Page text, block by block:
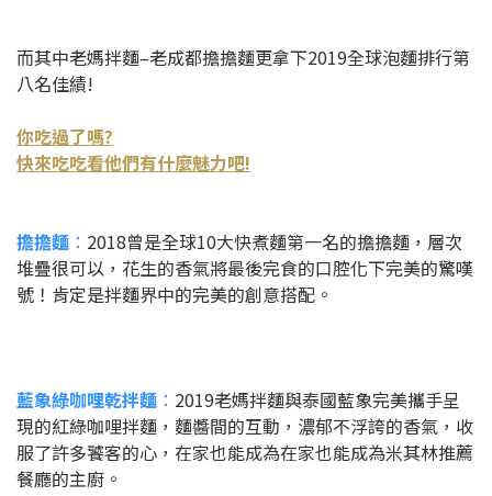
而其中老媽拌麵–老成都擔擔麵更拿下2019全球泡麵排行第
八名佳績!
你吃過了嗎?
快來吃吃看他們有什麼魅力吧!
擔擔麵 ： 2018曾是全球10大快煮麵第一名的擔擔麵，層次
堆疊很可以，花生的香氣將最後完食的口腔化下完美的驚嘆
號！肯定是拌麵界中的完美的創意搭配。
藍象綠咖哩乾拌麵 ： 2019老媽拌麵與泰國藍象完美攜手呈
現的紅綠咖哩拌麵，麵醬間的互動，濃郁不浮誇的香氣，收
服了許多饕客的心，在家也能成為在家也能成為米其林推薦
餐廳的主廚。